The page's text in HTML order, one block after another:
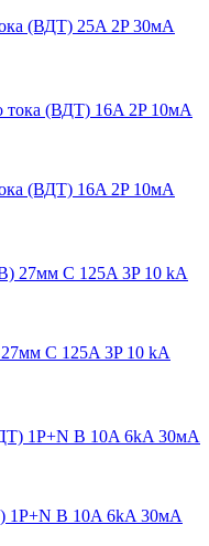
(ВДТ) 25A 2P 30мА
(ВДТ) 16A 2P 10мА
C 125A 3P 10 kA
1P+N B 10A 6kA 30мА